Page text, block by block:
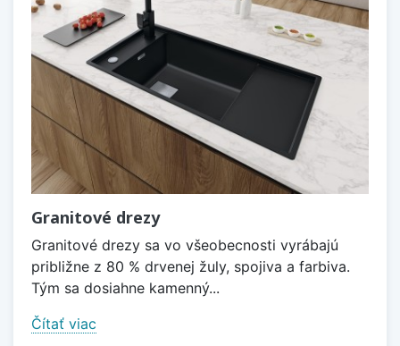
Granitové drezy
Granitové drezy sa vo všeobecnosti vyrábajú
približne z 80 % drvenej žuly, spojiva a farbiva.
Tým sa dosiahne kamenný...
Čítať viac